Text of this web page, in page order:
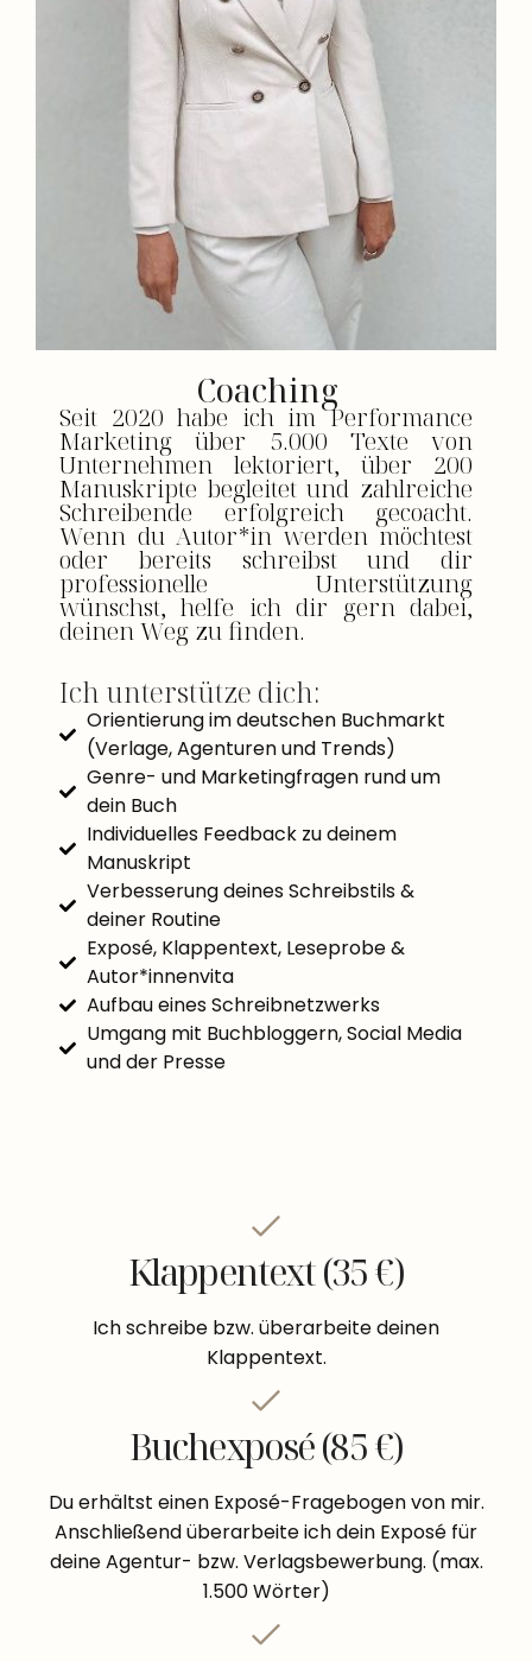
Coaching
Seit 2020 habe ich im Performance
Marketing über 5.000 Texte von
Unternehmen lektoriert, über 200
Manuskripte begleitetund zahlreiche
Schreibende erfolgreich gecoacht.
Wenn du Autor*in werden möchtest
oder bereits schreibst und dir
professionelle Unterstützung
wünschst, helfe ich dir gern dabei,
deinen Weg zu finden.
Ich unterstütze dich:
Orientierung im deutschen Buchmarkt
(Verlage, Agenturen und Trends)
Genre- und Marketingfragen rund um
dein Buch
Individuelles Feedback zu deinem
Manuskript
Verbesserung deines Schreibstils &
deiner Routine
Exposé, Klappentext, Leseprobe &
Autor*innenvita
Aufbau eines Schreibnetzwerks
Umgang mit Buchbloggern, Social Media
und der Presse
Klappentext (35 €)
Ich schreibe bzw. überarbeite deinen
Klappentext.
Buchexposé (85 €)
Du erhältst einen Exposé-Fragebogen von mir.
Anschließend überarbeite ich dein Exposé für
deine Agentur- bzw. Verlagsbewerbung. (max.
1.500 Wörter)